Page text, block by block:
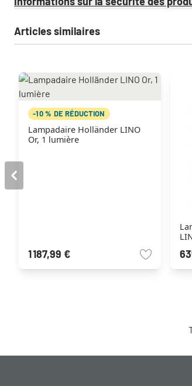
Articles similaires
-10 % DE RÉDUCTION
Lampadaire Holländer LINO
Or, 1 lumière
1 187,99 €